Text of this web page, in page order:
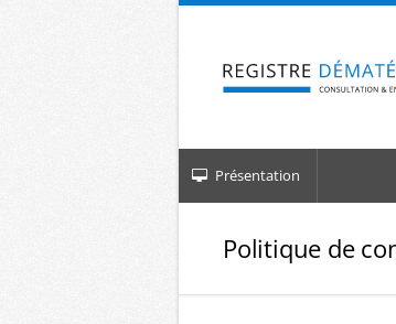
Aller au contenu
Présentation
Politique de